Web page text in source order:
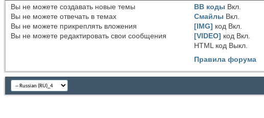
Вы не можете создавать новые темы
Вы не можете отвечать в темах
Вы не можете прикреплять вложения
Вы не можете редактировать свои сообщения
BB коды Вкл.
Смайлы Вкл.
[IMG] код Вкл.
[VIDEO] код Вкл.
HTML код Выкл.
Правила форума